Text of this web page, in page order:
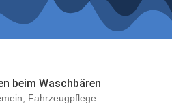
beim Waschbären
Fahrzeugpflege